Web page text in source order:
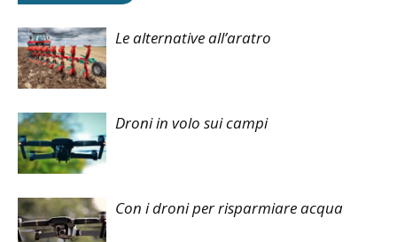
Le alternative all’aratro
Droni in volo sui campi
Con i droni per risparmiare acqua